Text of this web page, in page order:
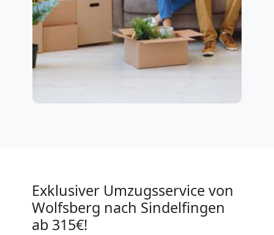
Exklusiver Umzugsservice von
Wolfsberg nach Sindelfingen
ab 315€!